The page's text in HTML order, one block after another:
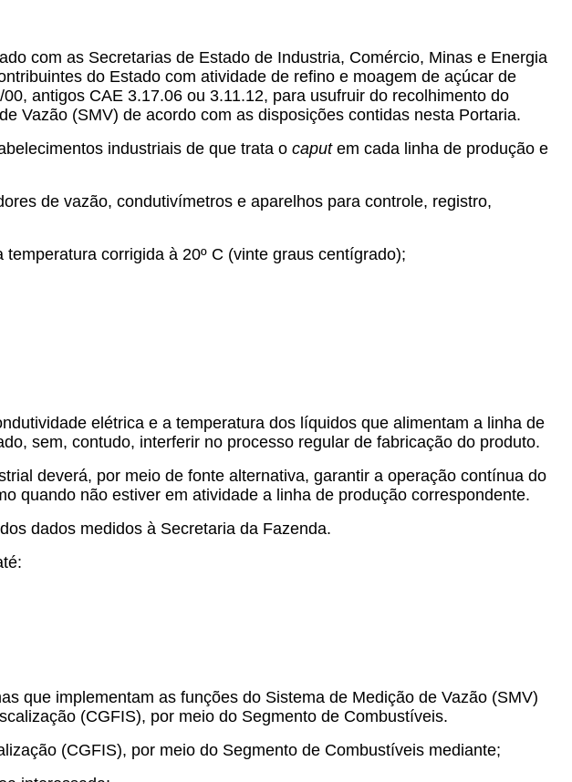
com as Secretarias de Estado de Industria, Comércio, Minas e Energia
do Estado com atividade de refino e moagem de açúcar de
antigos CAE 3.17.06 ou 3.11.12, para usufruir do recolhimento do
Vazão (SMV) de acordo com as disposições contidas nesta Portaria.
industriais de que trata o caputem cada linha de produção e
de vazão, condutivímetros e aparelhos para controle, registro,
corrigida à 20º C (vinte graus centígrado);
elétrica e a temperatura dos líquidos que alimentam a linha de
sem, contudo, interferir no processo regular de fabricação do produto.
deverá, por meio de fonte alternativa, garantir a operação contínua do
quando não estiver em atividade a linha de produção correspondente.
dados medidos à Secretaria da Fazenda.
que implementam as funções do Sistema de Medição de Vazão (SMV)
(CGFIS), por meio do Segmento de Combustíveis.
(CGFIS), por meio do Segmento de Combustíveis mediante;